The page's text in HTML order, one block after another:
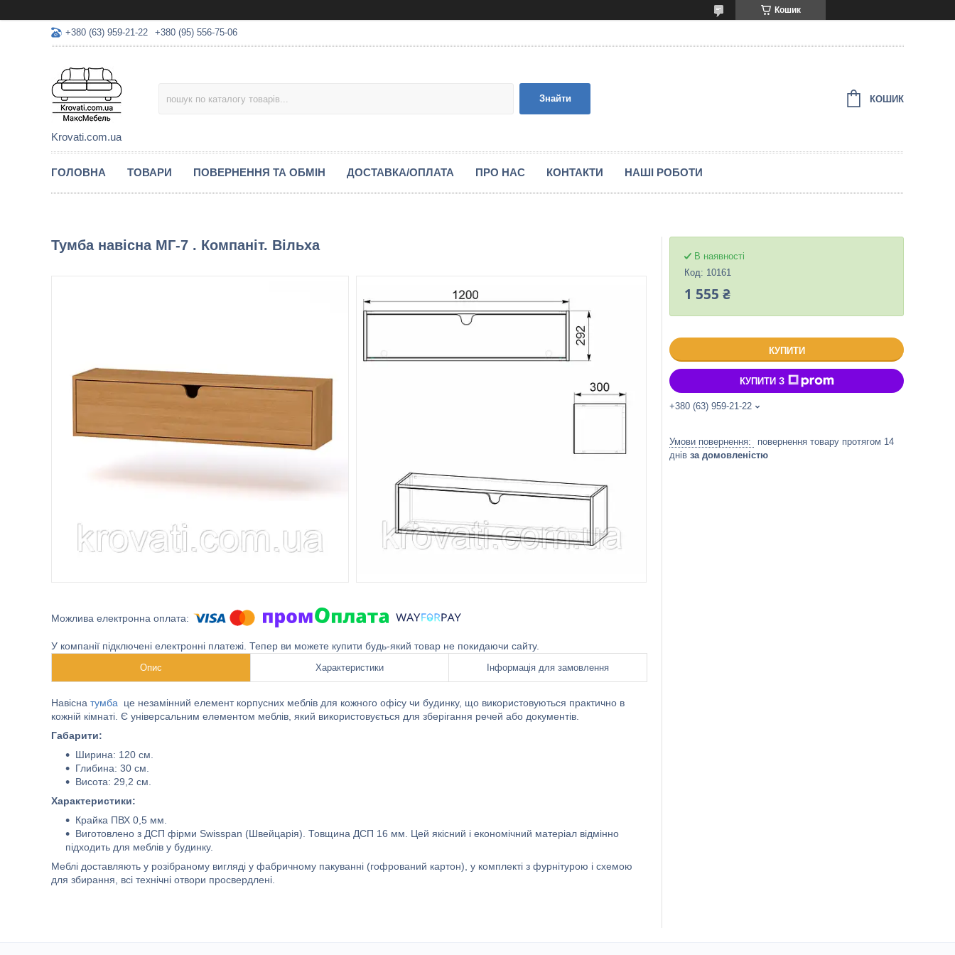
Кошик
+380 (63) 959-21-22 +380 (95) 556-75-06
Krovati.com.ua
Знайти КОШИК
ГОЛОВНА ТОВАРИ ПОВЕРНЕННЯ ТА ОБМІН ДОСТАВКА/ОПЛАТА ПРО НАС КОНТАКТИ НАШІ РОБОТИ
Тумба навісна МГ-7 . Компаніт. Вільха
У компанії підключені електронні платежі. Тепер ви можете купити будь-який товар не покидаючи сайту.
Опис Характеристики Інформація для замовлення
Навісна тумба це незамінний елемент корпусних меблів для кожного офісу чи будинку, що використовуються практично в
кожній кімнаті. Є універсальним елементом меблів, який використовується для зберігання речей або документів.
Габарити:
Ширина: 120 см.
Глибина: 30 см.
Висота: 29,2 см.
Характеристики:
Крайка ПВХ 0,5 мм.
Виготовлено з ДСП фірми Swisspan (Швейцарія). Товщина ДСП 16 мм. Цей якісний і економічний матеріал відмінно
підходить для меблів у будинку.
Меблі доставляють у розібраному вигляді у фабричному пакуванні (гофрований картон), у комплекті з фурнітурою і схемою
для збирання, всі технічні отвори просвердлені.
В наявності
Код: 10161
1 555 ₴
КУПИТИ
КУПИТИ З
+380 (63) 959-21-22
повернення товару протягом 14
днів за домовленістю